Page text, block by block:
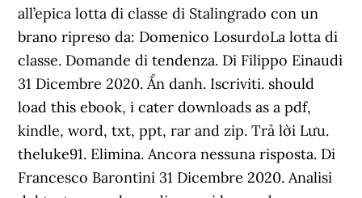
all’epica lotta di classe di Stalingrado con un
brano ripreso da: Domenico LosurdoLa lotta di
classe. Domande di tendenza. Di Filippo Einaudi
31 Dicembre 2020. Ẩn danh. Iscriviti. should
load this ebook, i cater downloads as a pdf,
kindle, word, txt, ppt, rar and zip. Trả lời Lưu.
theluke91. Elimina. Ancora nessuna risposta. Di
Francesco Barontini 31 Dicembre 2020. Analisi